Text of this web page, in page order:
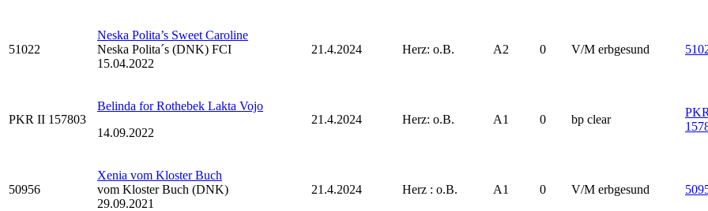
51022
Neska Polita’s Sweet Caroline
Neska Polita´s (DNK) FCI
15.04.2022
21.4.2024 Herz: o.B. A2 0 V/M erbgesund
PKR II 157803
Belinda for Rothebek Lakta Vojo
14.09.2022
21.4.2024 Herz: o.B. A1 0 bp clear
50956
Xenia vom Kloster Buch
vom Kloster Buch (DNK)
29.09.2021
21.4.2024 Herz : o.B. A1 0 V/M erbgesund